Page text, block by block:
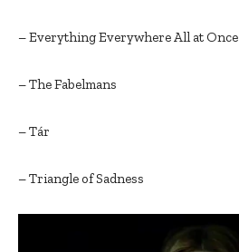
– Everything Everywhere All at Once
– The Fabelmans
– Tár
– Triangle of Sadness